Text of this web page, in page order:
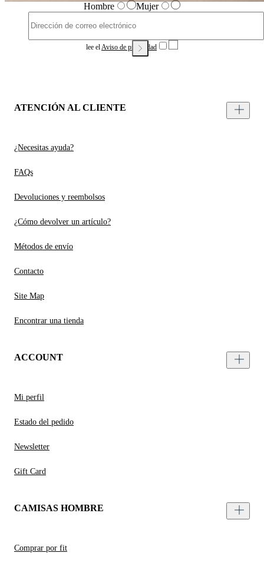
Hombre Mujer
lee elAviso de privacidad
ATENCIÓN AL CLIENTE
¿Necesitas ayuda?
FAQs
Devoluciones y reembolsos
¿Cómo devolver un artículo?
Métodos de envío
Contacto
Site Map
Encontrar una tienda
ACCOUNT
Mi perfil
Estado del pedido
Newsletter
Gift Card
CAMISAS HOMBRE
Comprar por fit